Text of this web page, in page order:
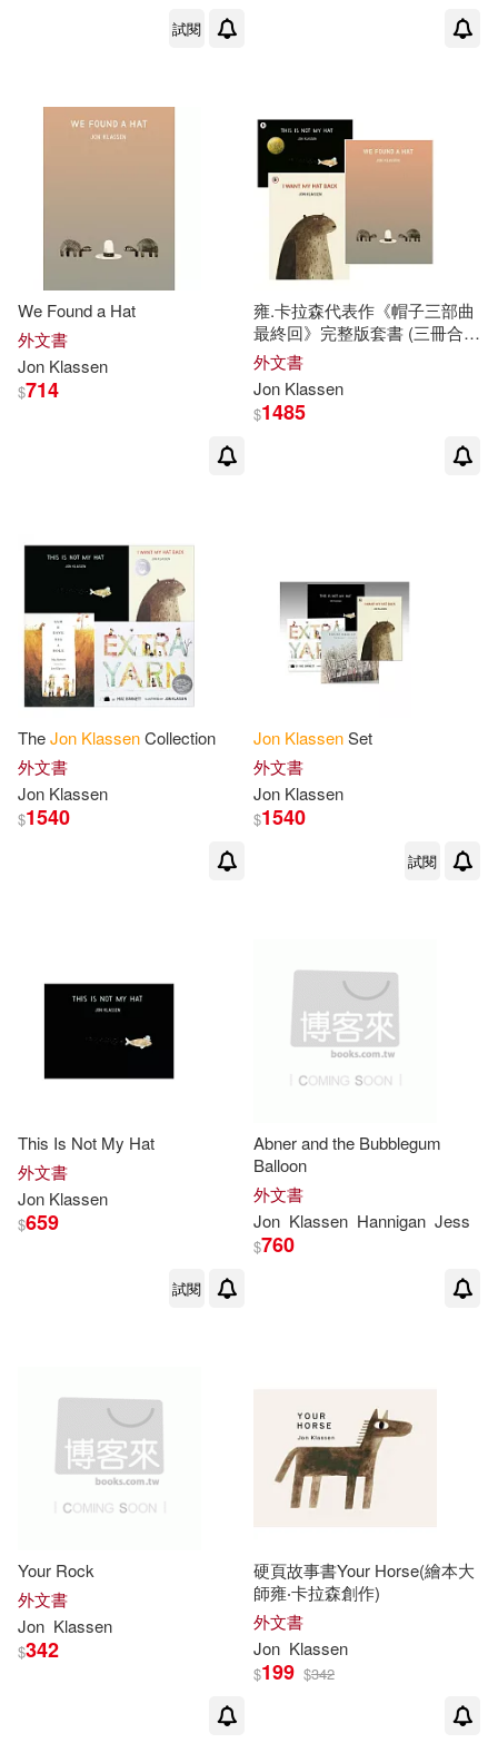
試閱
We Found a Hat
外文書
Jon Klassen
$714
雍.卡拉森代表作《帽子三部曲
最終回》完整版套書 (三冊合
售)Jon
外文書
Jon Klassen
$1485
TheJon KlassenCollection
外文書
Jon Klassen
$1540
Jon KlassenSet
外文書
Jon Klassen
$1540
試閱
This Is Not My Hat
外文書
Jon Klassen
$659
試閱
Abner and the Bubblegum
Balloon
外文書
Jon Klassen Hannigan Jess
$760
Your Rock
外文書
Jon Klassen
$342
硬頁故事書Your Horse(繪本大
師雍‧卡拉森創作)
外文書
Jon Klassen
$199 $342